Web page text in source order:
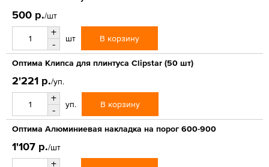
500 р./шт
+
-
шт В корзину
Оптима Клипса для плинтуса Clipstar (50 шт)
2'221 р./уп.
+
-
уп. В корзину
Оптима Алюминиевая накладка на порог 600-900
1'107 р./шт
+